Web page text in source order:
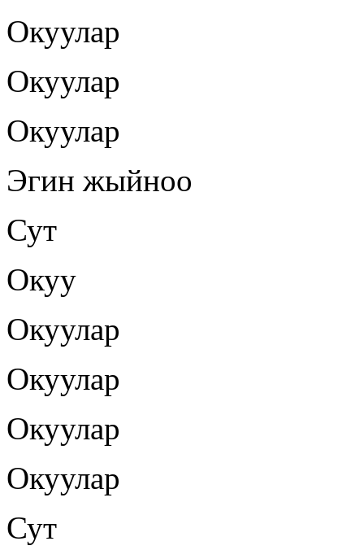
Окуулар
Окуулар
Окуулар
Эгин жыйноо
Сут
Окуу
Окуулар
Окуулар
Окуулар
Окуулар
Сут